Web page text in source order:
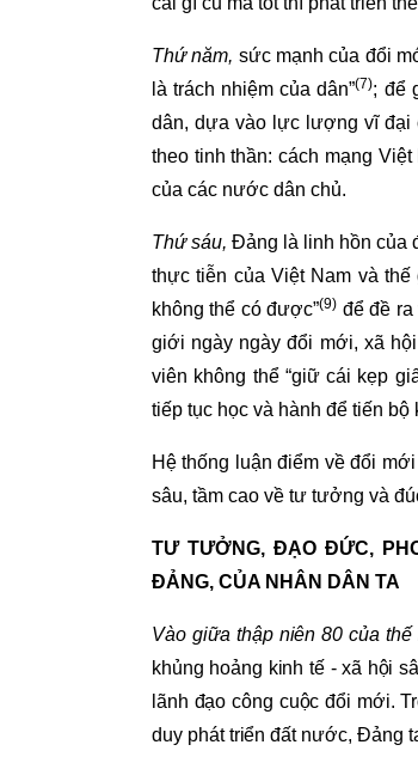
Thứ năm, sức mạnh của đổi
là trách nhiệm của dân”(7); để
dân, dựa vào lực lượng vĩ đại
theo tinh thần: cách mạng
của các nước dân chủ.
Thứ sáu,Đảng là linh hồn của
thực tiễn của Việt Nam và
không thể có được”(9) để đề
giới ngày ngày đổi mới, xã
viên không thể “giữ cái kẹp
tiếp tục học và hành để tiến bộ
Hệ thống luận điểm về đổi
sâu, tầm cao về tư tưởng và
TƯ TƯỞNG, ĐẠO ĐỨC,
ĐẢNG, CỦA NHÂN DÂN TA
Vào giữa thập niên 80 của thế
khủng hoảng kinh tế - xã hội
lãnh đạo công cuộc đổi mới.
duy phát triển đất nước, Đảng